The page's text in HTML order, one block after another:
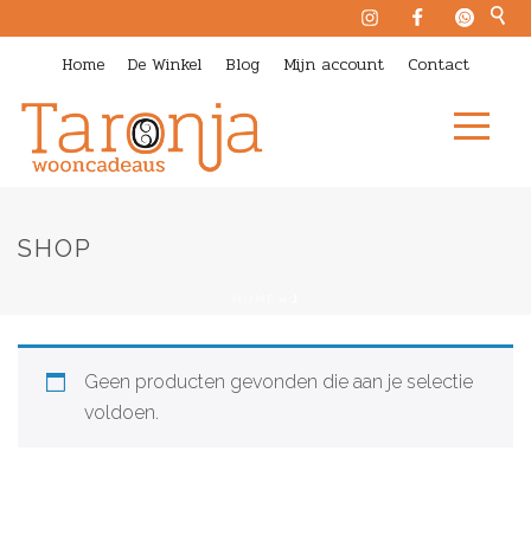
Home De Winkel Blog Mijn account Contact
SHOP
Geen producten gevonden die aan je selectie
voldoen.